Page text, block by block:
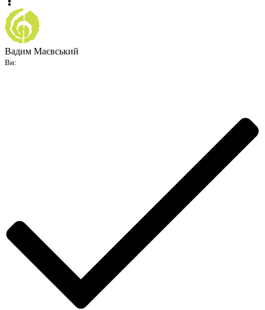
Вадим Маєвський
Ви: